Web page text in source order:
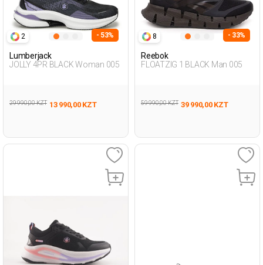
2 - 53%
Lumberjack
JOLLY 4PR BLACK Woman 005
29 990,00 KZT 13 990,00 KZT
8 - 33%
Reebok
FLOATZIG 1 BLACK Man 005
59 990,00 KZT 39 990,00 KZT